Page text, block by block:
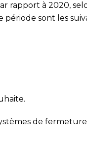
rapport à 2020,
période sont les
de